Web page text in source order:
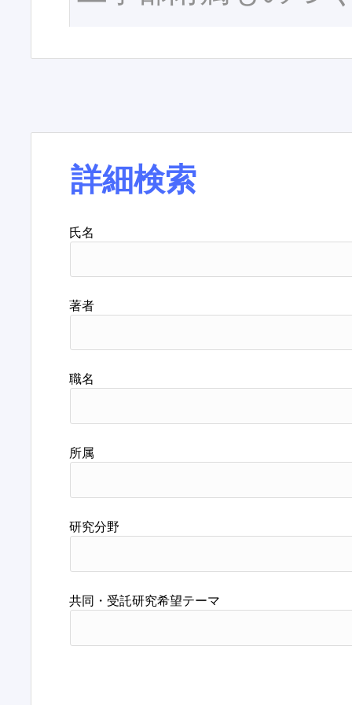
詳細検索
氏名
著者
職名
所属
研究分野
共同・受託研究希望テーマ